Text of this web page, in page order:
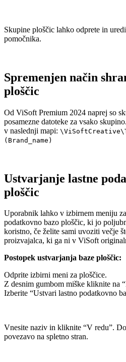
Skupine ploščic lahko odprete in
pomočnika.
Spremenjen način
ploščic
Od ViSoft Premium 2024 naprej so
posamezne datoteke za vsako
v naslednji mapi:
(Brand_name)
Ustvarjanje lastne
ploščic
Uporabnik lahko v izbirnem meniju
podatkovno bazo ploščic, ki jo
koristno, če želite sami uvoziti večje
proizvajalca, ki ga ni v ViSoft
Postopek ustvarjanja baze ploščic:
Odprite izbirni meni za ploščice.
Z desnim gumbom miške kliknite na
Izberite “Ustvari lastno podatkovno
Vnesite naziv in kliknite “V redu”.
povezavo na spletno stran.